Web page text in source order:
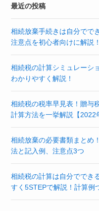
最近の投稿
相続放棄手続きは自分でで
注意点を初心者向けに解説！
相続税の計算シミュレーシ
わかりやすく解説！
相続税の税率早見表！贈与
計算方法を一挙解説【2022
相続放棄の必要書類まとめ
法と記入例、注意点3つ
相続税の計算は自分ででき
すく5STEPで解説！計算例